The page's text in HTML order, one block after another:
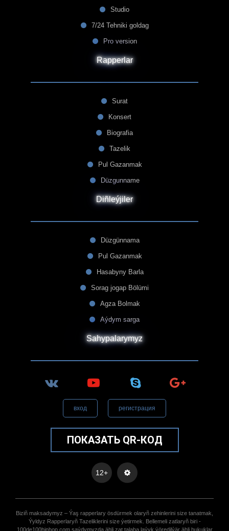
Studio
7/24 Tehniki goldag
Pro version
Rapperlar
Surat
Konsert
Biografia
Tazelik
Pul Gazanmak
Düzgunname
Diñleýjiler
Düzgünnama
Pul Gazanmak
Hasabyny Barla
Sorag jogap Bölümi
Agza Bolmak
Aýdym sarga
Sahypalarymyz
вход регистрация
ПОКАЗАТЬ QR-КОД
12+
Biziñ maksadymyz – Ýaş rapperlary ösdürmek olaryñ zehinlerini size tanatmak,
Ýyldyz Rapperlaryñ Tazeliklerini size ýetirmek. Bellemeli zatlaryñ biri -
100de100hiphop.com saýdymyzda ähli zat talaba laýyk ýöredilýär ähli hukuklar